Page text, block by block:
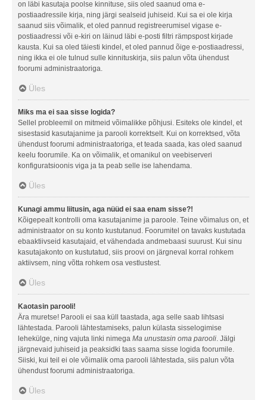
on läbi kasutaja poolse kinnituse, siis oled saanud oma e-
postiaadressile kirja, ning järgi sealseid juhiseid. Kui sa ei ole kirja
saanud siis võimalik, et oled pannud registreerumisel vigase e-
postiaadressi või e-kiri on läinud läbi e-posti filtri rämpspost kirjade
kausta. Kui sa oled täiesti kindel, et oled pannud õige e-postiaadressi,
ning ikka ei ole tulnud sulle kinnituskirja, siis palun võta ühendust
foorumi administraatoriga.
Üles
Miks ma ei saa sisse logida?
Sellel probleemil on mitmeid võimalikke põhjusi. Esiteks ole kindel, et
sisestasid kasutajanime ja parooli korrektselt. Kui on korrektsed, võta
ühendust foorumi administraatoriga, et teada saada, kas oled saanud
keelu foorumile. Ka on võimalik, et omanikul on veebiserveri
konfiguratsioonis viga ja ta peab selle ise lahendama.
Üles
Kunagi ammu liitusin, aga nüüd ei saa enam sisse?!
Kõigepealt kontrolli oma kasutajanime ja paroole. Teine võimalus on, et
administraator on su konto kustutanud. Foorumitel on tavaks kustutada
ebaaktiivseid kasutajaid, et vähendada andmebaasi suurust. Kui sinu
kasutajakonto on kustutatud, siis proovi on järgneval korral rohkem
aktiivsem, ning võtta rohkem osa vestlustest.
Üles
Kaotasin parooli!
Ära muretse! Parooli ei saa küll taastada, aga selle saab lihtsasi
lähtestada. Parooli lähtestamiseks, palun külasta sisselogimise
lehekülge, ning vajuta linki nimega Ma unustasin oma parooli. Jälgi
järgnevaid juhiseid ja peaksidki taas saama sisse logida foorumile.
Siiski, kui teil ei ole võimalik oma parooli lähtestada, siis palun võta
ühendust foorumi administraatoriga.
Üles